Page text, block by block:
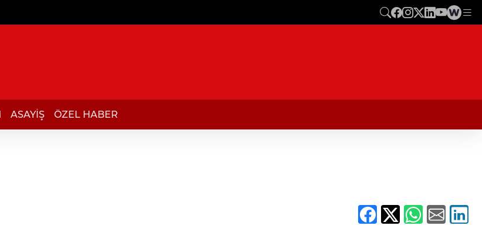
ASAYİŞ ÖZEL HABER